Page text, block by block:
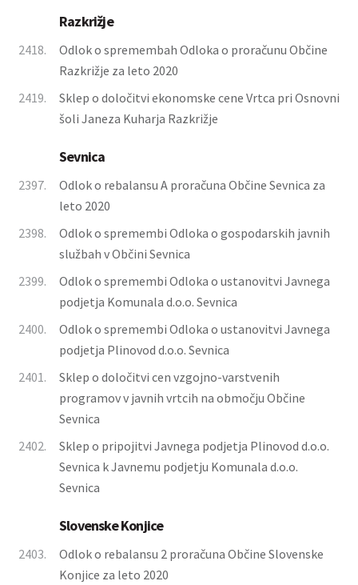
Razkrižje
2418.
Odlok o spremembah Odloka o proračunu Občine
Razkrižje za leto 2020
2419.
Sklep o določitvi ekonomske cene Vrtca pri Osnovni
šoli Janeza Kuharja Razkrižje
Sevnica
2397.
Odlok o rebalansu A proračuna Občine Sevnica za
leto 2020
2398.
Odlok o spremembi Odloka o gospodarskih javnih
službah v Občini Sevnica
2399.
Odlok o spremembi Odloka o ustanovitvi Javnega
podjetja Komunala d.o.o. Sevnica
2400.
Odlok o spremembi Odloka o ustanovitvi Javnega
podjetja Plinovod d.o.o. Sevnica
2401.
Sklep o določitvi cen vzgojno-varstvenih
programov v javnih vrtcih na območju Občine
Sevnica
2402.
Sklep o pripojitvi Javnega podjetja Plinovod d.o.o.
Sevnica k Javnemu podjetju Komunala d.o.o.
Sevnica
Slovenske Konjice
2403.
Odlok o rebalansu 2 proračuna Občine Slovenske
Konjice za leto 2020